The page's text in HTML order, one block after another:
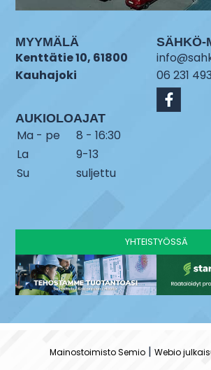
MYYMÄLÄ
Kenttätie 10, 61800
Kauhajoki
AUKIOLOAJAT
Ma - pe
8 - 16:30
La
9-13
Su
suljettu
SÄHKÖ-
06 231
YHTEISTYÖSSÄ
Mainostoimisto Semio| Webio